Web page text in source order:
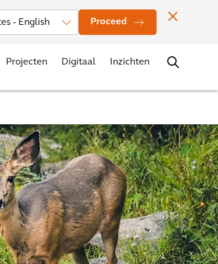
Proceed
Evenementen Vestigingen Contact
Projecten Digitaal Inzichten